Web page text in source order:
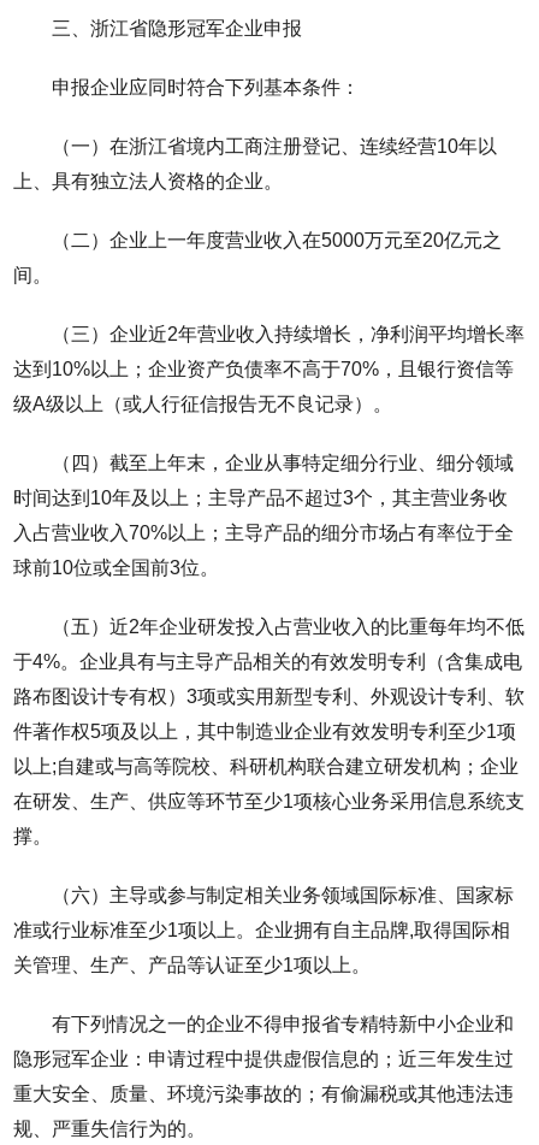
三、浙江省隐形冠军企业申报
申报企业应同时符合下列基本条件：
（一）在浙江省境内工商注册登记、连续经营10年以
上、具有独立法人资格的企业。
（二）企业上一年度营业收入在5000万元至20亿元之
间。
（三）企业近2年营业收入持续增长，净利润平均增长率
达到10%以上；企业资产负债率不高于70%，且银行资信等
级A级以上（或人行征信报告无不良记录）。
（四）截至上年末，企业从事特定细分行业、细分领域
时间达到10年及以上；主导产品不超过3个，其主营业务收
入占营业收入70%以上；主导产品的细分市场占有率位于全
球前10位或全国前3位。
（五）近2年企业研发投入占营业收入的比重每年均不低
于4%。企业具有与主导产品相关的有效发明专利（含集成电
路布图设计专有权）3项或实用新型专利、外观设计专利、软
件著作权5项及以上，其中制造业企业有效发明专利至少1项
以上;自建或与高等院校、科研机构联合建立研发机构；企业
在研发、生产、供应等环节至少1项核心业务采用信息系统支
撑。
（六）主导或参与制定相关业务领域国际标准、国家标
准或行业标准至少1项以上。企业拥有自主品牌,取得国际相
关管理、生产、产品等认证至少1项以上。
有下列情况之一的企业不得申报省专精特新中小企业和
隐形冠军企业：申请过程中提供虚假信息的；近三年发生过
重大安全、质量、环境污染事故的；有偷漏税或其他违法违
规、严重失信行为的。